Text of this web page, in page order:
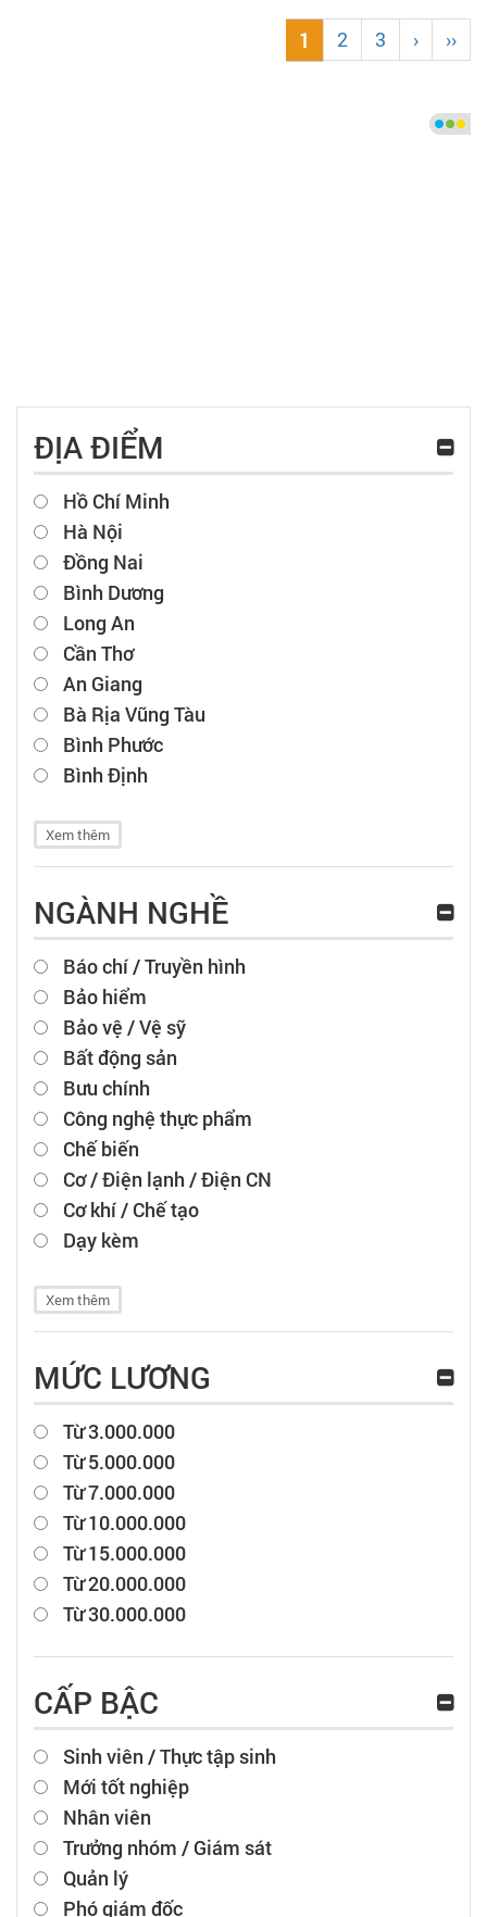
1 2 3 › ››
ĐỊA ĐIỂM
Hồ Chí Minh
Hà Nội
Đồng Nai
Bình Dương
Long An
Cần Thơ
An Giang
Bà Rịa Vũng Tàu
Bình Phước
Bình Định
Xem thêm
NGÀNH NGHỀ
Báo chí / Truyền hình
Bảo hiểm
Bảo vệ / Vệ sỹ
Bất động sản
Bưu chính
Công nghệ thực phẩm
Chế biến
Cơ / Điện lạnh / Điện CN
Cơ khí / Chế tạo
Dạy kèm
Xem thêm
MỨC LƯƠNG
Từ 3.000.000
Từ 5.000.000
Từ 7.000.000
Từ 10.000.000
Từ 15.000.000
Từ 20.000.000
Từ 30.000.000
CẤP BẬC
Sinh viên / Thực tập sinh
Mới tốt nghiệp
Nhân viên
Trưởng nhóm / Giám sát
Quản lý
Phó giám đốc